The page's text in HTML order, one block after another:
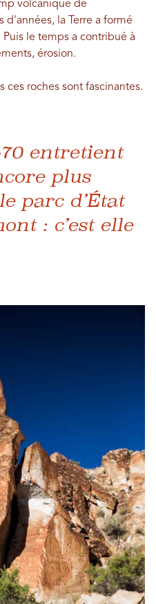
volcanique de
d'années, la Terre a formé
le temps a contribué à
érosion.
ces roches sont fascinantes.
70 entretient
plus
parc d’État
: c’est elle